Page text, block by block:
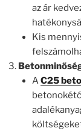
az ár
Kis
AC25